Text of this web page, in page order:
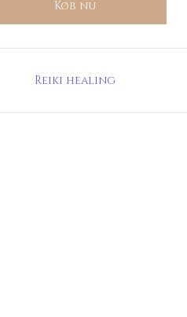
Køb nu
Reiki healing